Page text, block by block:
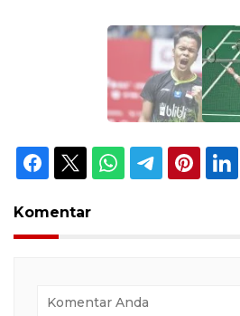
Komentar